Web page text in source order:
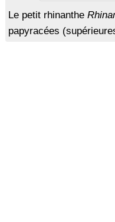
Le petit rhinanthe
papyracées